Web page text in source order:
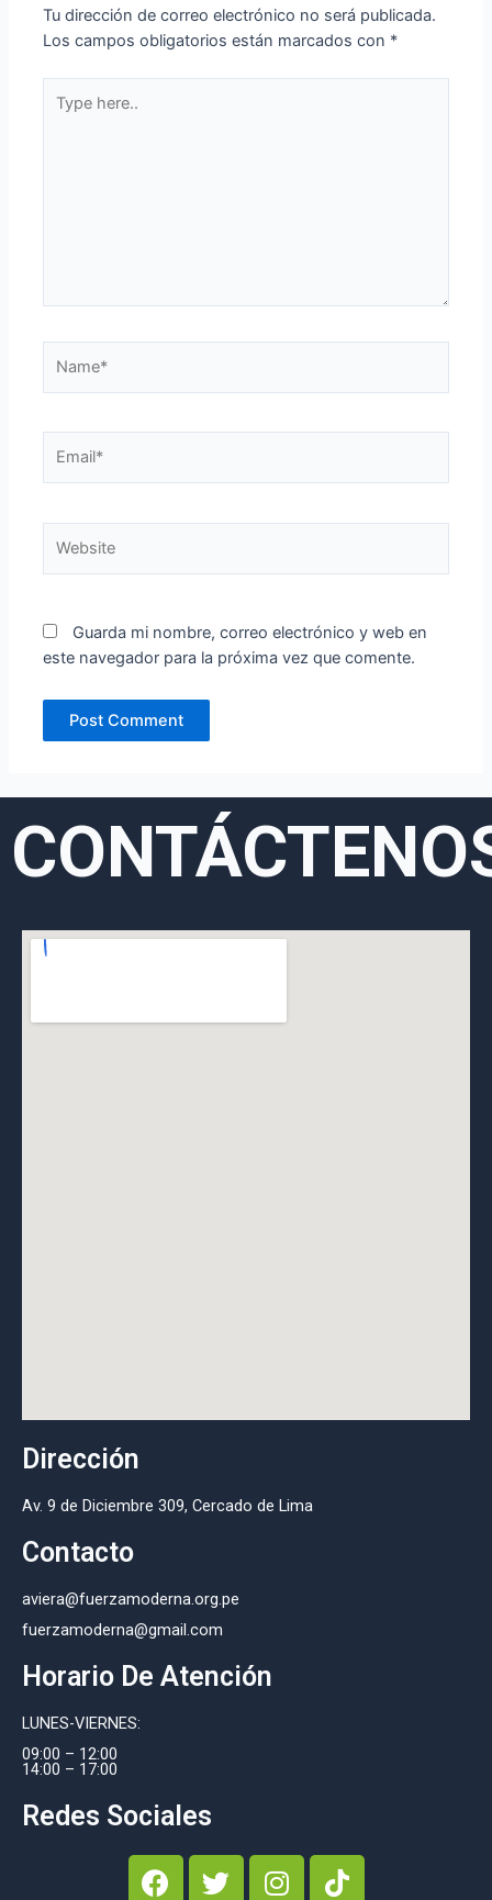
Tu dirección de correo electrónico no será publicada.
Los campos obligatorios están marcados con *
here..
Guarda mi nombre, correo electrónico y web en
este navegador para la próxima vez que comente.
Dirección
Av. 9 de Diciembre 309, Cercado de Lima
Contacto
aviera@fuerzamoderna.org.pe
fuerzamoderna@gmail.com
Horario De Atención
LUNES-VIERNES:
09:00 – 12:00
14:00 – 17:00
Redes Sociales
F
T
I
T